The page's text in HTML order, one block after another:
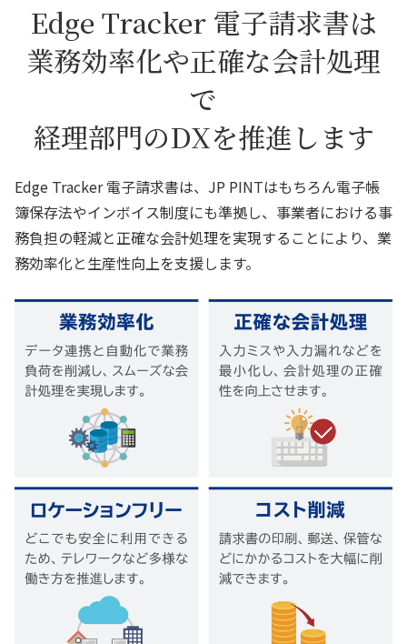
Edge Tracker 電子請求書は
業務効率化や正確な会計処理
で
経理部門のDXを推進します
Edge Tracker 電子請求書は、JP PINTはもちろん電子帳
簿保存法やインボイス制度にも準拠し、事業者における事
務負担の軽減と正確な会計処理を実現することにより、業
務効率化と生産性向上を支援します。